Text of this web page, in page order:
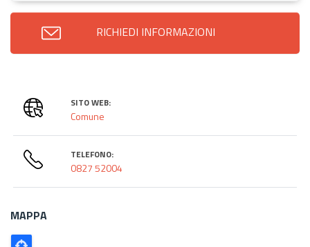
RICHIEDI INFORMAZIONI
SITO WEB:
Comune
TELEFONO:
0827 52004
MAPPA
Poligono